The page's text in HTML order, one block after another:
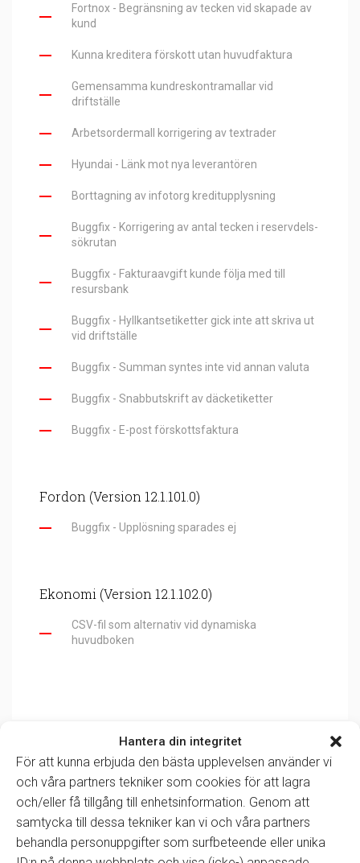
Hantera din integritet
För att kunna erbjuda den bästa upplevelsen använder vi
och våra partners tekniker som cookies för att lagra
och/eller få tillgång till enhetsinformation. Genom att
samtycka till dessa tekniker kan vi och våra partners
behandla personuppgifter som surfbeteende eller unika
Fortnox - Begränsning av tecken vid skapade av
kund
Kunna kreditera förskott utan huvudfaktura
Gemensamma kundreskontramallar vid
driftställe
Arbetsordermall korrigering av textrader
Hyundai - Länk mot nya leverantören
Borttagning av infotorg kreditupplysning
Buggfix - Korrigering av antal tecken i reservdels-
sökrutan
Buggfix - Fakturaavgift kunde följa med till
resursbank
Buggfix - Hyllkantsetiketter gick inte att skriva ut
vid driftställe
Buggfix - Summan syntes inte vid annan valuta
Buggfix - Snabbutskrift av däcketiketter
Buggfix - E-post förskottsfaktura
Fordon (Version 12.1.101.0)
Buggfix - Upplösning sparades ej
Ekonomi (Version 12.1.102.0)
CSV-fil som alternativ vid dynamiska
huvudboken
Kategorier